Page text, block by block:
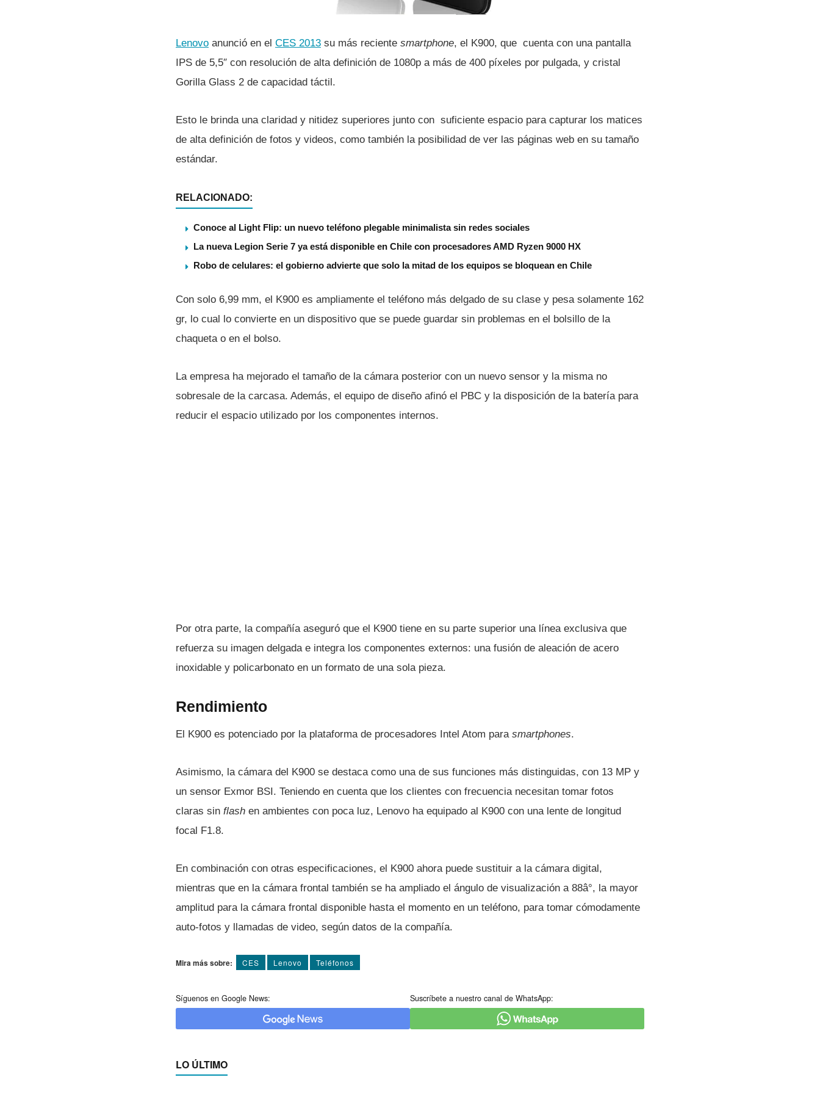
Lenovo anunció en el CES 2013 su más reciente smartphone, el K900, que cuenta con una pantalla
IPS de 5,5″ con resolución de alta definición de 1080p a más de 400 pí­xeles por pulgada, y cristal
Gorilla Glass 2 de capacidad táctil.
Esto le brinda una claridad y nitidez superiores junto con suficiente espacio para capturar los matices
de alta definición de fotos y videos, como también la posibilidad de ver las páginas web en su tamaño
estándar.
RELACIONADO:
Conoce al Light Flip: un nuevo teléfono plegable minimalista sin redes sociales
La nueva Legion Serie 7 ya está disponible en Chile con procesadores AMD Ryzen 9000 HX
Robo de celulares: el gobierno advierte que solo la mitad de los equipos se bloquean en Chile
Con solo 6,99 mm, el K900 es ampliamente el teléfono más delgado de su clase y pesa solamente 162
gr, lo cual lo convierte en un dispositivo que se puede guardar sin problemas en el bolsillo de la
chaqueta o en el bolso.
La empresa ha mejorado el tamaño de la cámara posterior con un nuevo sensor y la misma no
sobresale de la carcasa. Además, el equipo de diseño afinó el PBC y la disposición de la baterí­a para
reducir el espacio utilizado por los componentes internos.
Por otra parte, la compañí­a aseguró que el K900 tiene en su parte superior una lí­nea exclusiva que
refuerza su imagen delgada e integra los componentes externos: una fusión de aleación de acero
inoxidable y policarbonato en un formato de una sola pieza.
Rendimiento
El K900 es potenciado por la plataforma de procesadores Intel Atom para smartphones.
Asimismo, la cámara del K900 se destaca como una de sus funciones más distinguidas, con 13 MP y
un sensor Exmor BSI. Teniendo en cuenta que los clientes con frecuencia necesitan tomar fotos
claras sin flash en ambientes con poca luz, Lenovo ha equipado al K900 con una lente de longitud
focal F1.8.
En combinación con otras especificaciones, el K900 ahora puede sustituir a la cámara digital,
mientras que en la cámara frontal también se ha ampliado el ángulo de visualización a 88â°, la mayor
amplitud para la cámara frontal disponible hasta el momento en un teléfono, para tomar cómodamente
auto-fotos y llamadas de video, según datos de la compañí­a.
Mira más sobre: CES Lenovo Teléfonos
Síguenos en Google News: Suscríbete a nuestro canal de WhatsApp:
LO ÚLTIMO